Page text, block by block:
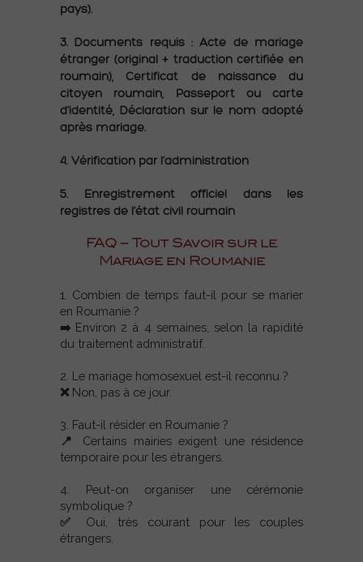
pays).
3.Documents requis :Acte de mariage
étranger (original + traduction certifiée en
roumain),Certificat de naissance du
citoyen roumain, Passeport ou carte
d’identité, Déclaration sur le nom adopté
après mariage.
4. Vérification par l’administration
5. Enregistrement officiel dans les
registres de l’état civil roumain
FAQ – Tout Savoir sur le
Mariage en Roumanie
1. Combien de temps faut-il pour se marier
en Roumanie ?
➡️ Environ 2 à 4 semaines, selon la rapidité
du traitement administratif.
2. Le mariage homosexuel est-il reconnu ?
❌ Non, pas à ce jour.
3. Faut-il résider en Roumanie ?
📍 Certains mairies exigent une résidence
temporaire pour les étrangers.
4. Peut-on organiser une cérémonie
symbolique ?
✅ Oui, très courant pour les couples
étrangers.